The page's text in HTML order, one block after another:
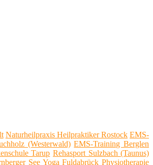
Naturheilpraxis Heilpraktiker Rostock EMS-
(Westerwald) EMS-Training Berglen
Tarup Rehasport Sulzbach (Taunus)
See Yoga Fuldabrück Physiotherapie